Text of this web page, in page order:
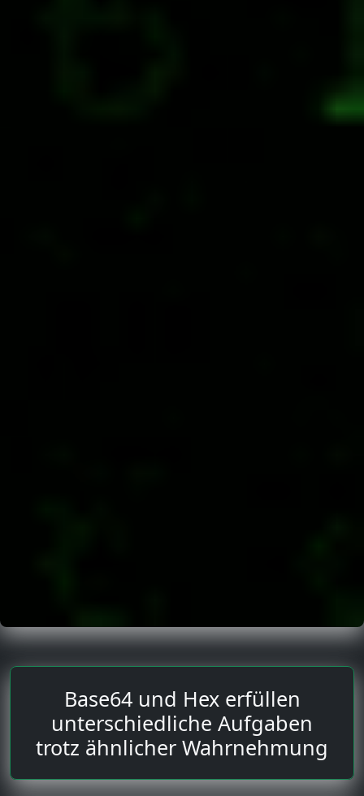
Base64 und Hex erfüllen
unterschiedliche Aufgaben
trotz ähnlicher Wahrnehmung